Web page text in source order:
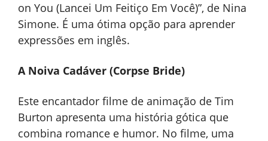
on You (Lancei Um Feitiço Em Você)”, de Nina
Simone. É uma ótima opção para aprender
expressões em inglês.
A Noiva Cadáver (Corpse Bride)
Este encantador filme de animação de Tim
Burton apresenta uma história gótica que
combina romance e humor. No filme, uma